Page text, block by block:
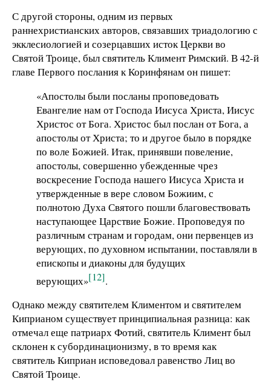
С другой стороны, одним из первых
раннехристианских авторов, связавших триадологию с
экклесиологией и созерцавших исток Церкви во
Святой Троице, был святитель Климент Римский. В 42-й
главе Первого послания к Коринфянам он пишет:
«Апостолы были посланы проповедовать
Евангелие нам от Господа Иисуса Христа, Иисус
Христос от Бога. Христос был послан от Бога, а
апостолы от Христа; то и другое было в порядке
по воле Божией. Итак, принявши повеление,
апостолы, совершенно убежденные чрез
воскресение Господа нашего Иисуса Христа и
утвержденные в вере словом Божиим, с
полнотою Духа Святого пошли благовествовать
наступающее Царствие Божие. Проповедуя по
различным странам и городам, они первенцев из
верующих, по духовном испытании, поставляли в
епископы и диаконы для будущих
верующих»[12].
Однако между святителем Климентом и святителем
Киприаном существует принципиальная разница: как
отмечал еще патриарх Фотий, святитель Климент был
склонен к субординационизму, в то время как
святитель Киприан исповедовал равенство Лиц во
Святой Троице.